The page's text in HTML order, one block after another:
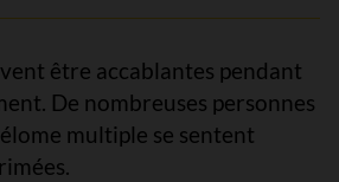
être accablantes pendant
De nombreuses personnes
multiple se sentent